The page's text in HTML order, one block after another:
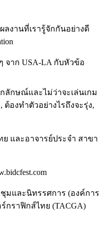
ผลงานที่เรารู้จักกันอย่างดี
จาก USA-LA กับหัวข้อ
กลักษณ์และไม่ว่าจะเล่นเกม
องทำตัวอย่างไรถึงจะรุ่ง,
และอาจารย์ประจำ สาขา
มและนิทรรศการ (องค์การ
กราฟิกส์ไทย (TACGA)